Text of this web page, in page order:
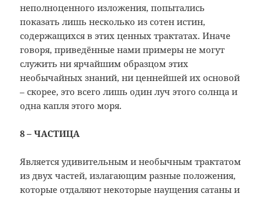
неполноценного изложения, попытались
показать лишь несколько из сотен истин,
содержащихся в этих ценных трактатах. Иначе
говоря, приведённые нами примеры не могут
служить ни ярчайшим образцом этих
необычайных знаний, ни ценнейшей их основой
– скорее, это всего лишь один луч этого солнца и
одна капля этого моря.
8 – ЧАСТИЦА
Является удивительным и необычным трактатом
из двух частей, излагающим разные положения,
которые отдаляют некоторые наущения сатаны и